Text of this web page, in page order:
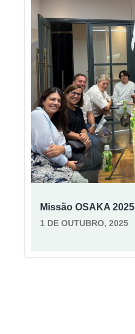
Missão OSAKA 2025
1 DE OUTUBRO, 2025